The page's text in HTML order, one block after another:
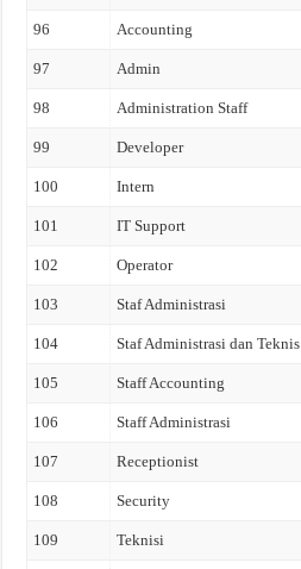
96 Accounting
97 Admin
98 Administration Staff
99 Developer
100 Intern
101 IT Support
102 Operator
103 Staf Administrasi
104 Staf Administrasi dan Teknis
105 Staff Accounting
106 Staff Administrasi
107 Receptionist
108 Security
109 Teknisi